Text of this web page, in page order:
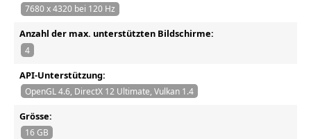
7680 x 4320 bei 120 Hz
Anzahl der max. unterstützten Bildschirme:
4
API-Unterstützung:
OpenGL 4.6, DirectX 12 Ultimate, Vulkan 1.4
Grösse:
16 GB